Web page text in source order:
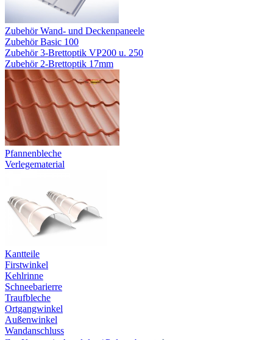
Zubehör Wand- und Deckenpaneele
Zubehör Basic 100
Zubehör 3-Brettoptik VP200 u. 250
Zubehör 2-Brettoptik 17mm
Pfannenbleche
Verlegematerial
Kantteile
Firstwinkel
Kehlrinne
Schneebarierre
Traufbleche
Ortgangwinkel
Außenwinkel
Wandanschluss